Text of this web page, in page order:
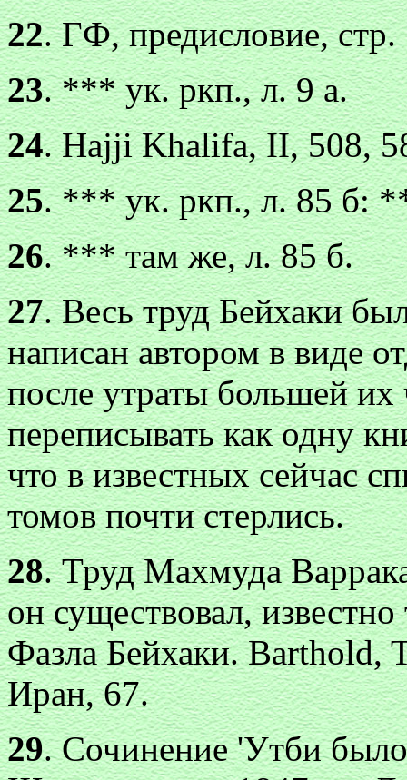
22. ГФ, предисловие, стр.
23. *** ук. ркп., л. 9 a.
24. Hajji Khalifa, II, 508,
25. *** ук. ркп., л. 85 б:
26. *** там же, л. 85 б.
27. Весь труд Бейхаки
написан автором в виде
после утраты большей их
переписывать как одну
что в известных сейчас
томов почти стерлись.
28. Труд Махмуда
он существовал,
Фазла Бейхаки. Barthold,
Иран, 67.
29. Сочинение 'Утби